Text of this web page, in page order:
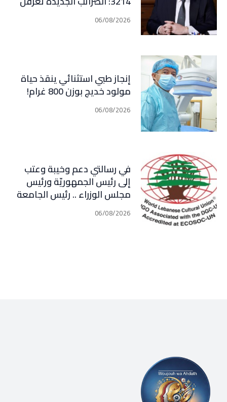
التعافي الاقتصادي وتناقض
مبدأ الشراكة
06/08/2026
إنجاز طبي استثنائي ينقذ حياة
مولود خديج بوزن 800 غرام!
06/08/2026
في رسالتي دعم وخيبة وعتب
إلى رئيس الجمهوريّة ورئيس
مجلس الوزراء .. رئيس الجامعة
اللبنانية الثقافيّة في العالم
(WLCU) يؤكد دعم الدّولة06/08/2026